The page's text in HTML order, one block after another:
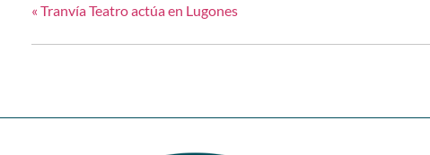
« Tranvía Teatro actúa en Lugones